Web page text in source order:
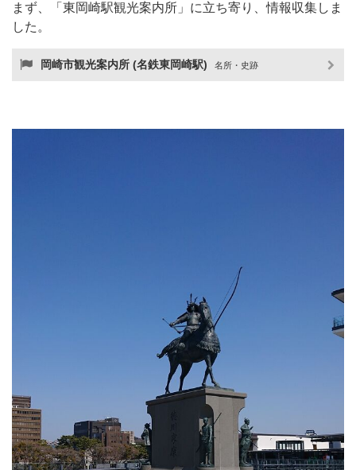
まず、「東岡崎駅観光案内所」に立ち寄り、情報収集しま
した。
岡崎市観光案内所 (名鉄東岡崎駅) 名所・史跡